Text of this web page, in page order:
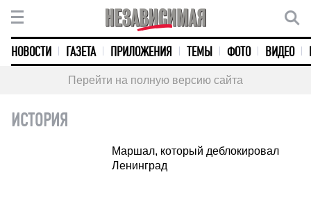
НОВОСТИ ГАЗЕТА ПРИЛОЖЕНИЯ ТЕМЫ ФОТО ВИДЕО
Перейти на полную версию сайта
ИСТОРИЯ
Маршал, который деблокировал
Ленинград